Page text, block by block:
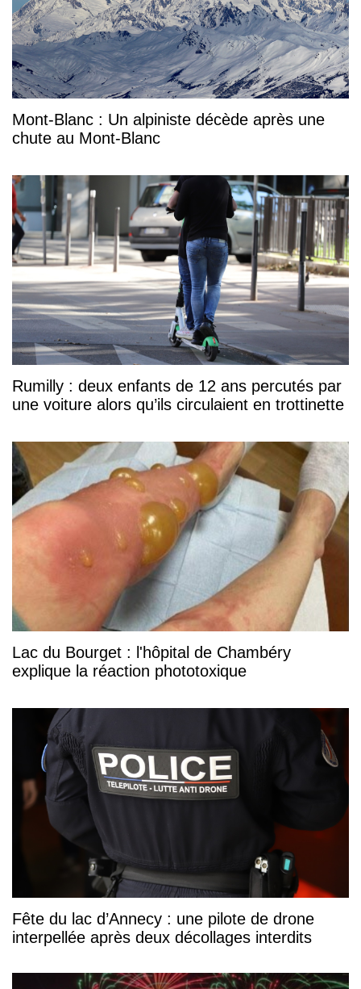
Mont-Blanc : Un alpiniste décède après une
chute au Mont-Blanc
Rumilly : deux enfants de 12 ans percutés par
une voiture alors qu’ils circulaient en trottinette
Lac du Bourget : l'hôpital de Chambéry
explique la réaction phototoxique
Fête du lac d’Annecy : une pilote de drone
interpellée après deux décollages interdits